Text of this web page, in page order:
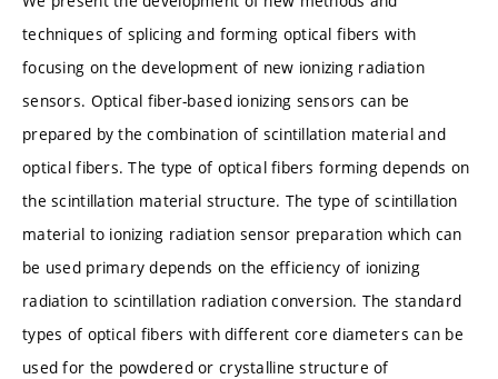
techniques of splicing and forming optical fibers with
focusing on the development of new ionizing radiation
sensors. Optical fiber-based ionizing sensors can be
prepared by the combination of scintillation material and
optical fibers. The type of optical fibers forming depends on
the scintillation material structure. The type of scintillation
material to ionizing radiation sensor preparation which can
be used primary depends on the efficiency of ionizing
radiation to scintillation radiation conversion. The standard
types of optical fibers with different core diameters can be
used for the powdered or crystalline structure of